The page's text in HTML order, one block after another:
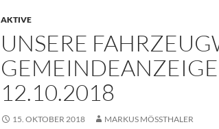
AKTIVE
UNSERE
12.10.2018
15. OKTOBER 2018 MARKUS MÖSSTHALER